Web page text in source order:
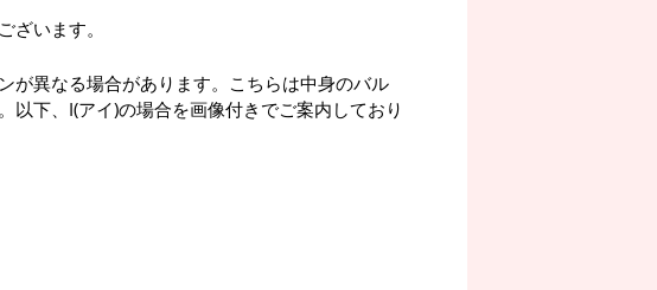
ざいます。
が異なる場合があります。こちらは中身のバル
下、I(アイ)の場合を画像付きでご案内しており